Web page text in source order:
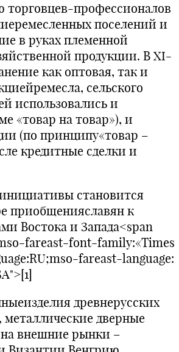
профессионалов
поселений и
в руках племенной
продукции. В XI-
как оптовая, так и
сельского
использовались и
«товар на товар»), и
(по принципу«товар –
кредитные сделки и
становится
приобщенияславян к
Востока и Запада<span
fareast-font-family:«Times
fareast-language:
древнерусских
дверные
на внешние рынки –